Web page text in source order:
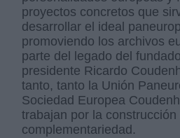
proyectos concretos que
desarrollar el ideal
promoviendo los archivos
parte del legado del
presidente Ricardo
tanto, tanto la Unión
Sociedad Europea
trabajan por la
complementariedad.